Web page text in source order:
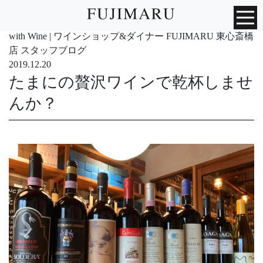
with Wine | ワインショップ&ダイナー FUJIMARU 東心斎橋
店 スタッフブログ
2019.12.20
たまにの贅沢ワインで乾杯しませ
んか？